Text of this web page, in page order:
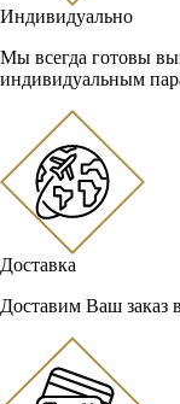
Индивидуально
Мы всегда готовы
индивидуальным
Доставка
Доставим Ваш заказ